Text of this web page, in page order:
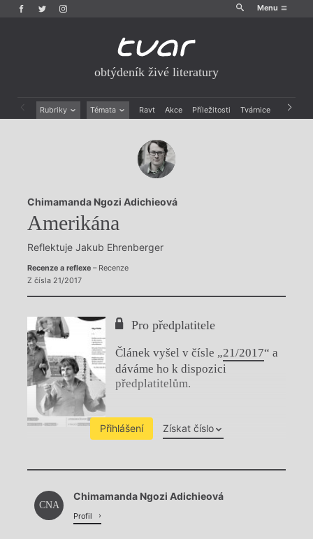
Menu
obtýdeník živé literatury
Rubriky Témata Ravt Akce Příležitosti Tvárnice Archiv
Rozhovory
Dokument
Výroční ceny
Chimamanda Ngozi Adichieová
Amerikána
Reflektuje Jakub Ehrenberger
Recenze a reflexe– Recenze
Z čísla 21/2017
Pro předplatitele
Článek vyšel v čísle „21/2017“ a
dáváme ho k dispozici
předplatitelům.
Přihlášení Získat číslo
Chviličku.
Načítá se.
CNA
Chimamanda Ngozi Adichieová
Profil